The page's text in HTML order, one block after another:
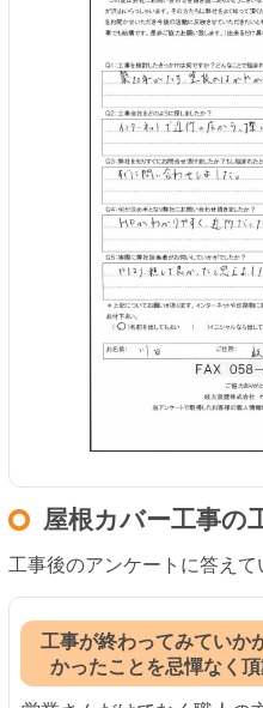
屋根カバー工事の
工事後のアンケートに答えて
工事が終わってみていか
かったことを忌憚なく